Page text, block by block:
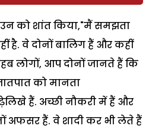
उन को शांत किया,"मैं समझता
है. वे दोनों बालिग हैं और कहीं
लोगों, आप दोनों जानते हैं कि
को मानता
हैं. अच्छी नौकरी में हैं और
अफसर हैं. वे शादी कर भी लेते हैं